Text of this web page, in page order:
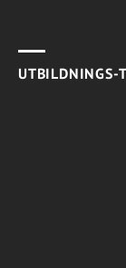
UTBILDNINGS-